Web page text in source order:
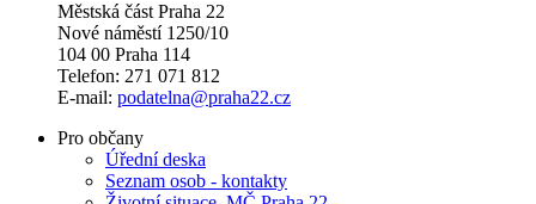
Městská část Praha 22
Nové náměstí 1250/10
104 00 Praha 114
Telefon: 271 071 812
E-mail: podatelna@praha22.cz
Pro občany
Úřední deska
Seznam osob - kontakty